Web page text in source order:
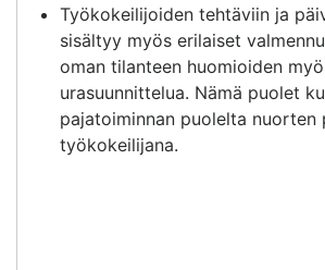
Työkokeilijoiden tehtäviin ja
sisältyy myös erilaiset
oman tilanteen huomioiden
urasuunnittelua. Nämä puolet
pajatoiminnan puolelta nuorten
työkokeilijana.